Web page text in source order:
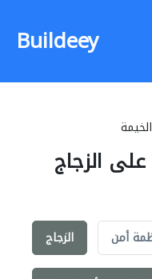
Buildeey
الزجاج
الزجاج أمن